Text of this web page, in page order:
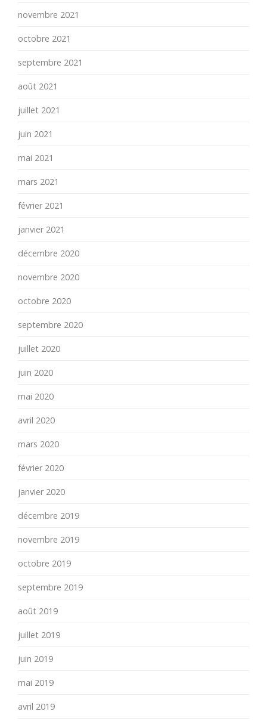
novembre 2021
octobre 2021
septembre 2021
août 2021
juillet 2021
juin 2021
mai 2021
mars 2021
février 2021
janvier 2021
décembre 2020
novembre 2020
octobre 2020
septembre 2020
juillet 2020
juin 2020
mai 2020
avril 2020
mars 2020
février 2020
janvier 2020
décembre 2019
novembre 2019
octobre 2019
septembre 2019
août 2019
juillet 2019
juin 2019
mai 2019
avril 2019